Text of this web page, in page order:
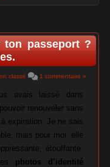
passeport ?
classé 1 commentaire »
avais laissé dans
renouveler sans
expiration. Je ne sais
mais pour moi, elle
étouffante.
photos d’identité